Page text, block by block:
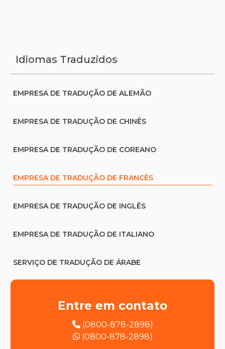
Idiomas Traduzidos
EMPRESA DE TRADUÇÃO DE ALEMÃO
EMPRESA DE TRADUÇÃO DE CHINÊS
EMPRESA DE TRADUÇÃO DE COREANO
EMPRESA DE TRADUÇÃO DE FRANCÊS
EMPRESA DE TRADUÇÃO DE INGLÊS
EMPRESA DE TRADUÇÃO DE ITALIANO
SERVIÇO DE TRADUÇÃO DE ÁRABE
SERVIÇO DE TRADUÇÃO DE HEBRAICO
Entre em contato
(0800-878-2898)
(0800-878-2898)